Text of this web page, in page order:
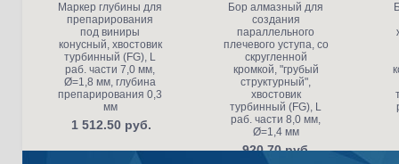
Маркер глубины для
препарирования
под виниры
конусный, хвостовик
турбинный (FG), L
раб. части 7,0 мм,
Ø=1,8 мм, глубина
препарирования 0,3
мм
1 512.50 руб.
Бор алмазный для
создания
параллельного
плечевого уступа, со
скругленной
кромкой, "грубый
структурный",
хвостовик
турбинный (FG), L
раб. части 8,0 мм,
Ø=1,4 мм
920.70 руб.